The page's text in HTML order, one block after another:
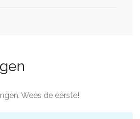
Wees de eerste!